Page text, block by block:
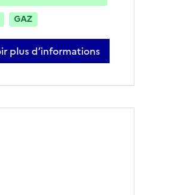
GAZ
plus d’informations
jacques bultel